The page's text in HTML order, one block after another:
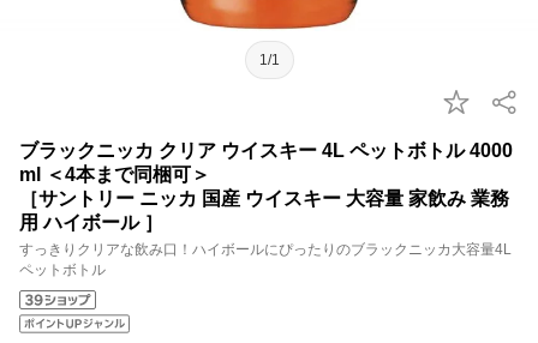
1/1
ブラックニッカ クリア ウイスキー 4L ペットボトル 4000
ml ＜4本まで同梱可＞
［サントリー ニッカ 国産 ウイスキー 大容量 家飲み 業務
用 ハイボール ］
すっきりクリアな飲み口！ハイボールにぴったりのブラックニッカ大容量4L
ペットボトル